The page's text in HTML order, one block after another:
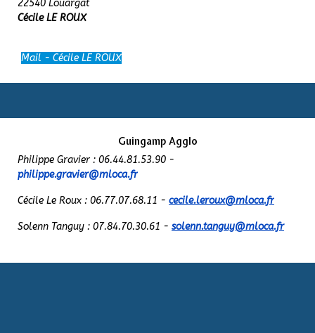
22540 Louargat
Cécile LE ROUX
Mail - Cécile LE ROUX
Guingamp Agglo
Philippe Gravier : 06.44.81.53.90 -
philippe.gravier@mloca.fr
Cécile Le Roux : 06.77.07.68.11 - cecile.leroux@mloca.fr
Solenn Tanguy : 07.84.70.30.61 - solenn.tanguy@mloca.fr